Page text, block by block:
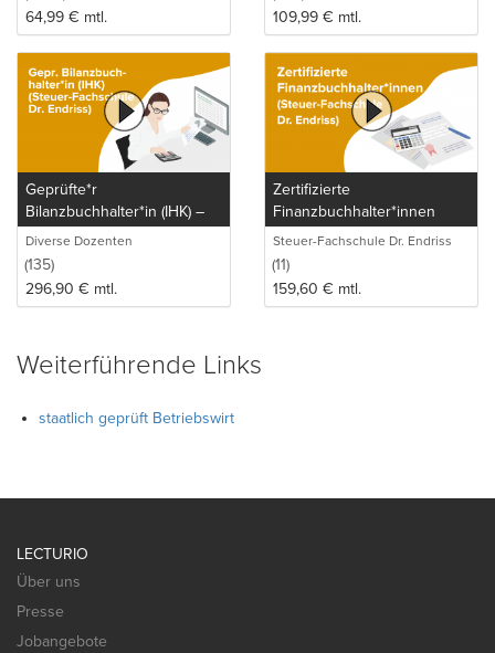
64,99 € mtl.
109,99 € mtl.
Geprüfte*r
Bilanzbuchhalter*in (IHK) –
Bachelor Professional in
Bilanzbuchhaltung (Steuer-
Fachschule Dr. Endriss)
Diverse Dozenten
(135)
296,90 € mtl.
Zertifizierte
Finanzbuchhalter*innen
(Steuer-Fachschule Dr.
Endriss)
Steuer-Fachschule Dr. Endriss
GmbH & Co. KG
(11)
159,60 € mtl.
Weiterführende Links
staatlich geprüft Betriebswirt
LECTURIO
Über uns
Presse
Jobangebote